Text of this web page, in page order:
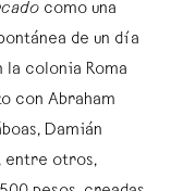
como una
de un día
colonia Roma
con Abraham
Damián
entre otros,